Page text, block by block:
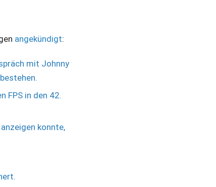
angekündigt:
mit Johnny
FPS in den 42.
konnte,